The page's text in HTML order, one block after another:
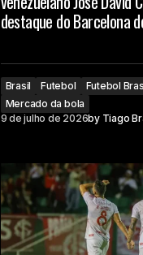
destaque do Barcelona
Brasil Futebol Futebol
Mercado da bola
9 de julho de 2026by Tiago